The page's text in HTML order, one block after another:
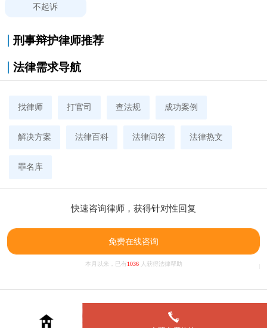
不起诉
刑事辩护律师推荐
法律需求导航
找律师 打官司 查法规 成功案例
解决方案 法律百科 法律问答 法律热文
罪名库
快速咨询律师，获得针对性回复
免费在线咨询
本月以来，已有1036人获得法律帮助